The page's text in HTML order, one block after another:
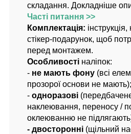
складання. Докладніше
Часті питання >>
Комплектація:
стікер-подарунок, щоб
перед монтажем.
Особливості наліпок:
- не мають фону (всі
прозорої основи не мають);
- одноразові
наклеювання, переносу /
оклеюванню не
- двосторонні (щільний